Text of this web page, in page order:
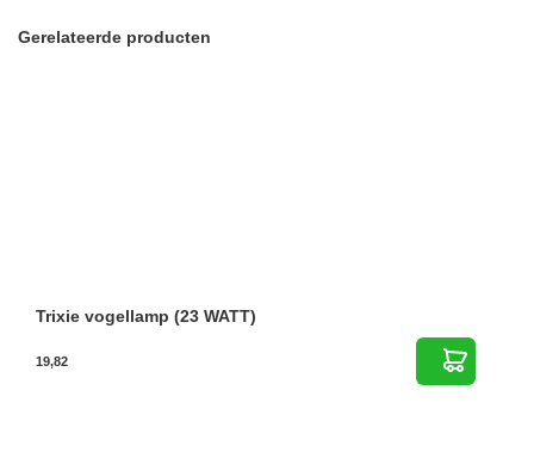
Gerelateerde producten
Trixie vogellamp (23 WATT)
19,82